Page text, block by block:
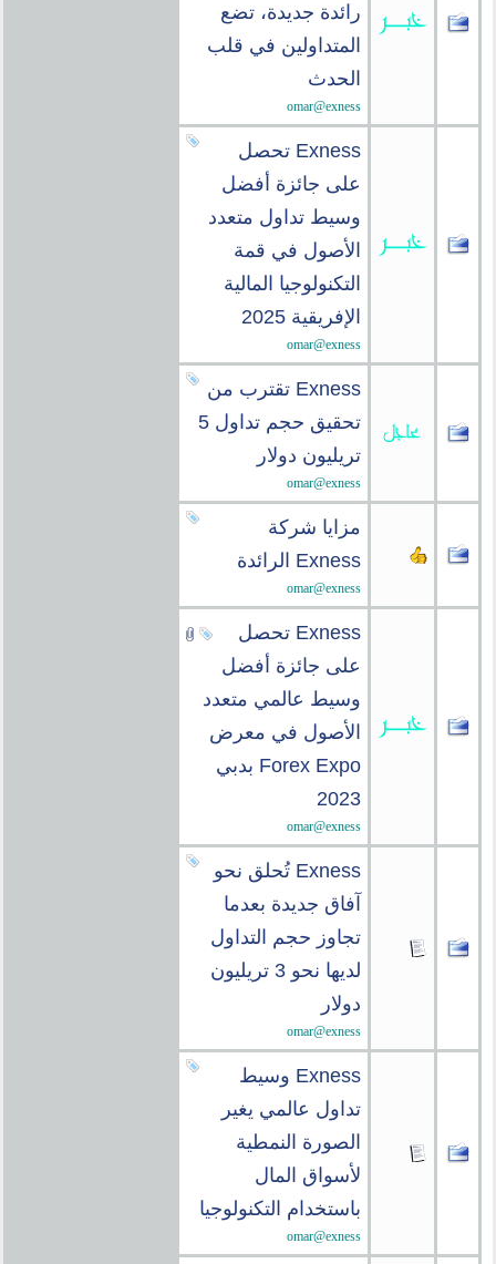
رائدة جديدة، تضع
المتداولين في قلب
الحدث
omar@exness
Exness تحصل
على جائزة أفضل
وسيط تداول متعدد
الأصول في قمة
التكنولوجيا المالية
الإفريقية 2025
omar@exness
Exness تقترب من
تحقيق حجم تداول 5
تريليون دولار
omar@exness
مزايا شركة
Exness الرائدة
omar@exness
Exness تحصل
على جائزة أفضل
وسيط عالمي متعدد
الأصول في معرض
Forex Expo بدبي
2023
omar@exness
Exness تُحلق نحو
آفاق جديدة بعدما
تجاوز حجم التداول
لديها نحو 3 تريليون
دولار
omar@exness
Exness وسيط
تداول عالمي يغير
الصورة النمطية
لأسواق المال
باستخدام التكنولوجيا
omar@exness